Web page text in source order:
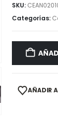
SKU:
Categorías:
AÑADIR